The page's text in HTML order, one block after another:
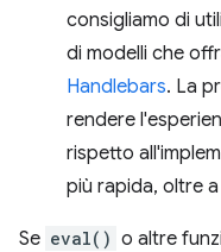
consigliamo di
di modelli che
Handlebars. La
rendere
rispetto
più rapida, oltre
Se eval() o altre